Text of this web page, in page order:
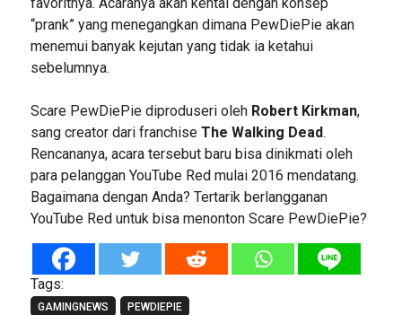
“prank” yang menegangkan dimana PewDiePie akan
menemui banyak kejutan yang tidak ia ketahui
sebelumnya.
Scare PewDiePie diproduseri oleh Robert Kirkman,
sang creator dari franchise The Walking Dead.
Rencananya, acara tersebut baru bisa dinikmati oleh
para pelanggan YouTube Red mulai 2016 mendatang.
Bagaimana dengan Anda? Tertarik berlangganan
YouTube Red untuk bisa menonton Scare PewDiePie?
Tags:
GAMINGNEWS PEWDIEPIE